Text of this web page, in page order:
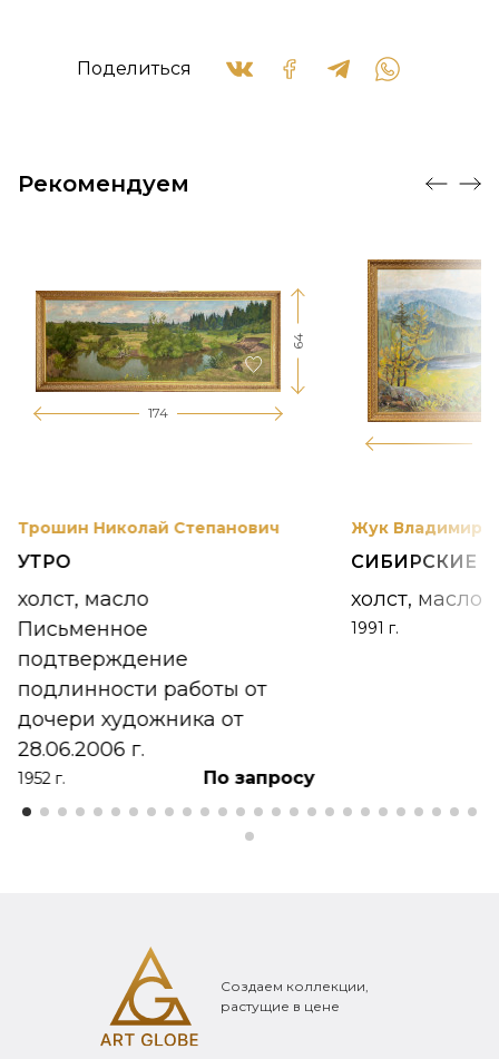
Поделиться
Рекомендуем
174
64
Трошин Николай Степанович
УТРО
холст, масло
Письменное
подтверждение
подлинности работы от
дочери художника от
28.06.2006 г.
1952 г. По запросу
Жук Владимир
СИБИРСКИЕ
холст, масло
1991 г.
Создаем коллекции,
растущие в цене